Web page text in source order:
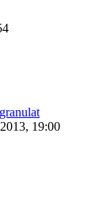
19:00